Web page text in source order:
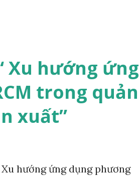
Xu hướng ứng
trong quản
xuất”
hướng ứng dụng phương